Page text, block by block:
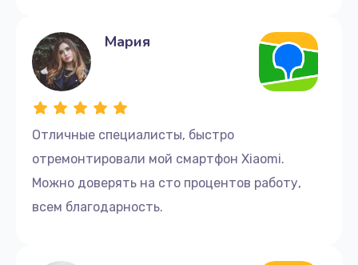
Отличные cпециалисты, быстро
отремонтировали мой смартфон Xiaomi.
Можно доверять на сто процентов работу,
всем благодарность.
Мария